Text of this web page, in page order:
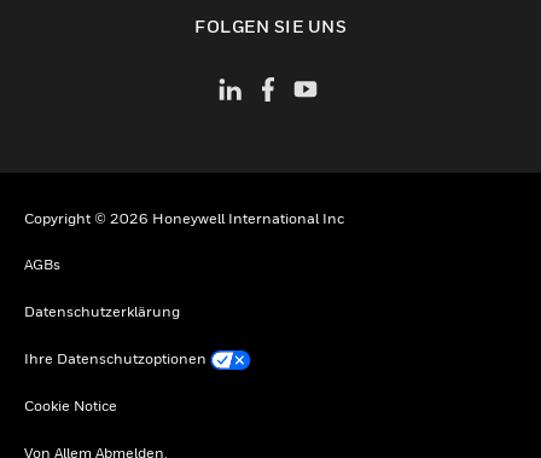
FOLGEN SIE UNS
Copyright © 2026 Honeywell International Inc
AGBs
Datenschutzerklärung
Ihre Datenschutzoptionen
Cookie Notice
Von Allem Abmelden.